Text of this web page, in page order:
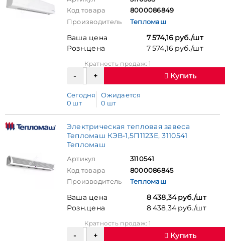
Код товара
8000086849
Производитель
Тепломаш
Ваша цена
7 574,16 руб./шт
Розн.цена
7 574,16 руб./шт
Кратность продаж: 1
Купить
Сегодня
0 шт
Ожидается
0 шт
Электрическая тепловая завеса
Тепломаш КЭВ-1,5П1123Е, 3110541
Тепломаш
Артикул
3110541
Код товара
8000086845
Производитель
Тепломаш
Ваша цена
8 438,34 руб./шт
Розн.цена
8 438,34 руб./шт
Кратность продаж: 1
Купить